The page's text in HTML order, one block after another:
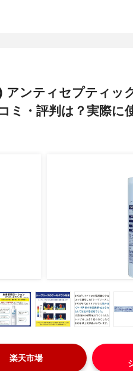
アンティセプティッ
ミ・評判は？実際に
楽天市場